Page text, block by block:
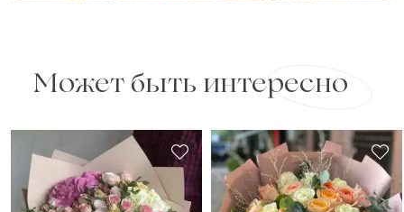
Может быть интересно